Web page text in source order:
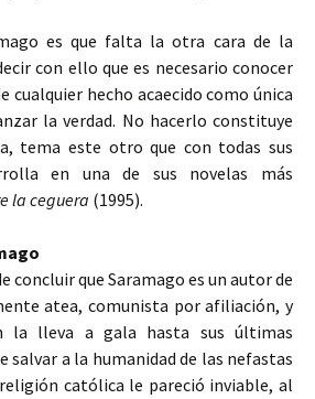
es que falta la otra cara de la
con ello que es necesario conocer
cualquier hecho acaecido como única
la verdad. No hacerlo constituye
tema este otro que con todas sus
en una de sus novelas más
la ceguera (1995).
concluir que Saramago es un autor de
atea, comunista por afiliación, y
la lleva a gala hasta sus últimas
salvar a la humanidad de las nefastas
católica le pareció inviable, al